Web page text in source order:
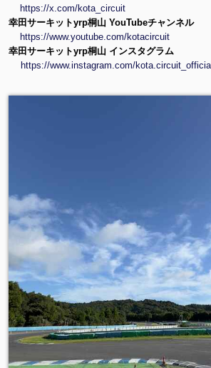
https://x.com/kota_circuit
幸田サーキットyrp桐山 YouTubeチャンネル
https://www.youtube.com/kotacircuit
幸田サーキットyrp桐山 インスタグラム
https://www.instagram.com/